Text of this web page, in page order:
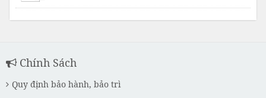
Chính Sách
Quy định bảo hành, bảo trì